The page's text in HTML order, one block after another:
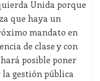
Unida porque
que haya un
mandato en
de clase y con
posible poner
gestión pública